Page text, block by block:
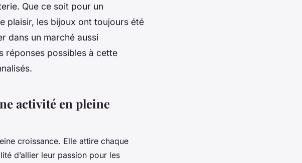
Que ce soit pour un
plaisir, les bijoux ont toujours été
dans un marché aussi
réponses possibles à cette
activité en pleine
croissance. Elle attire chaque
d’allier leur passion pour les